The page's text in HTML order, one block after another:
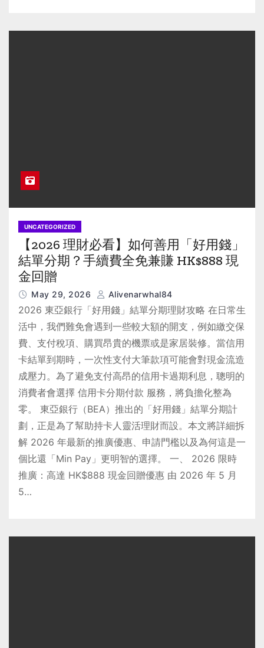
UNCATEGORIZED
【2026 理財必看】如何善用「好用錢」
結單分期？手續費全免兼賺 HK$888 現
金回贈
May 29, 2026 Alivenarwhal84
2026 東亞銀行「好用錢」結單分期理財攻略 在日常生
活中，我們難免會遇到一些較大額的開支，例如繳交保
費、支付稅項、購買昂貴的機票或是家居裝修。當信用
卡結單到期時，一次性支付大筆款項可能會對現金流造
成壓力。為了避免支付高昂的信用卡過期利息，聰明的
消費者會選擇 信用卡分期付款 服務，將負擔化整為
零。 東亞銀行（BEA）推出的「好用錢」結單分期計
劃，正是為了幫助持卡人靈活理財而設。本文將詳細拆
解 2026 年最新的推廣優惠、申請門檻以及為何這是一
個比還「Min Pay」更明智的選擇。 一、 2026 限時
推廣：高達 HK$888 現金回贈優惠 由 2026 年 5 月
5…